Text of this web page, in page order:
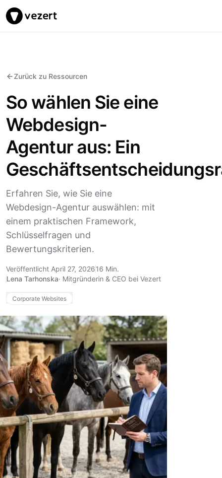
Vezert
Zurück zu Ressourcen
So wählen Sie eine
Webdesign-
Agentur aus: Ein
Erfahren Sie, wie Sie eine
Webdesign-Agentur auswählen: mit
einem praktischen Framework,
Schlüsselfragen und
Bewertungskriterien.
Veröffentlicht April 27, 202616 Min.
Lena Tarhonska· Mitgründerin & CEO bei Vezert
Corporate Websites